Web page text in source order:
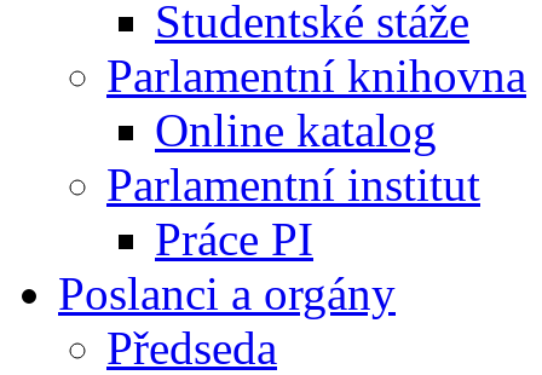
Studentské stáže
Parlamentní knihovna
Online katalog
Parlamentní institut
Práce PI
Poslanci a orgány
Předseda